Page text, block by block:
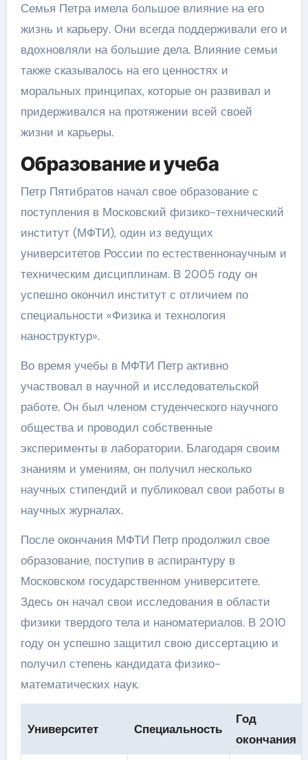
Семья Петра имела большое влияние на его
жизнь и карьеру. Они всегда поддерживали его и
вдохновляли на большие дела. Влияние семьи
также сказывалось на его ценностях и
моральных принципах, которые он развивал и
придерживался на протяжении всей своей
жизни и карьеры.
Образование и учеба
Петр Пятибратов начал свое образование с
поступления в Московский физико-технический
институт (МФТИ), один из ведущих
университетов России по естественнонаучным и
техническим дисциплинам. В 2005 году он
успешно окончил институт с отличием по
специальности «Физика и технология
наноструктур».
Во время учебы в МФТИ Петр активно
участвовал в научной и исследовательской
работе. Он был членом студенческого научного
общества и проводил собственные
эксперименты в лаборатории. Благодаря своим
знаниям и умениям, он получил несколько
научных стипендий и публиковал свои работы в
научных журналах.
После окончания МФТИ Петр продолжил свое
образование, поступив в аспирантуру в
Московском государственном университете.
Здесь он начал свои исследования в области
физики твердого тела и наноматериалов. В 2010
году он успешно защитил свою диссертацию и
получил степень кандидата физико-
математических наук.
Университет Специальность
Год
окончания